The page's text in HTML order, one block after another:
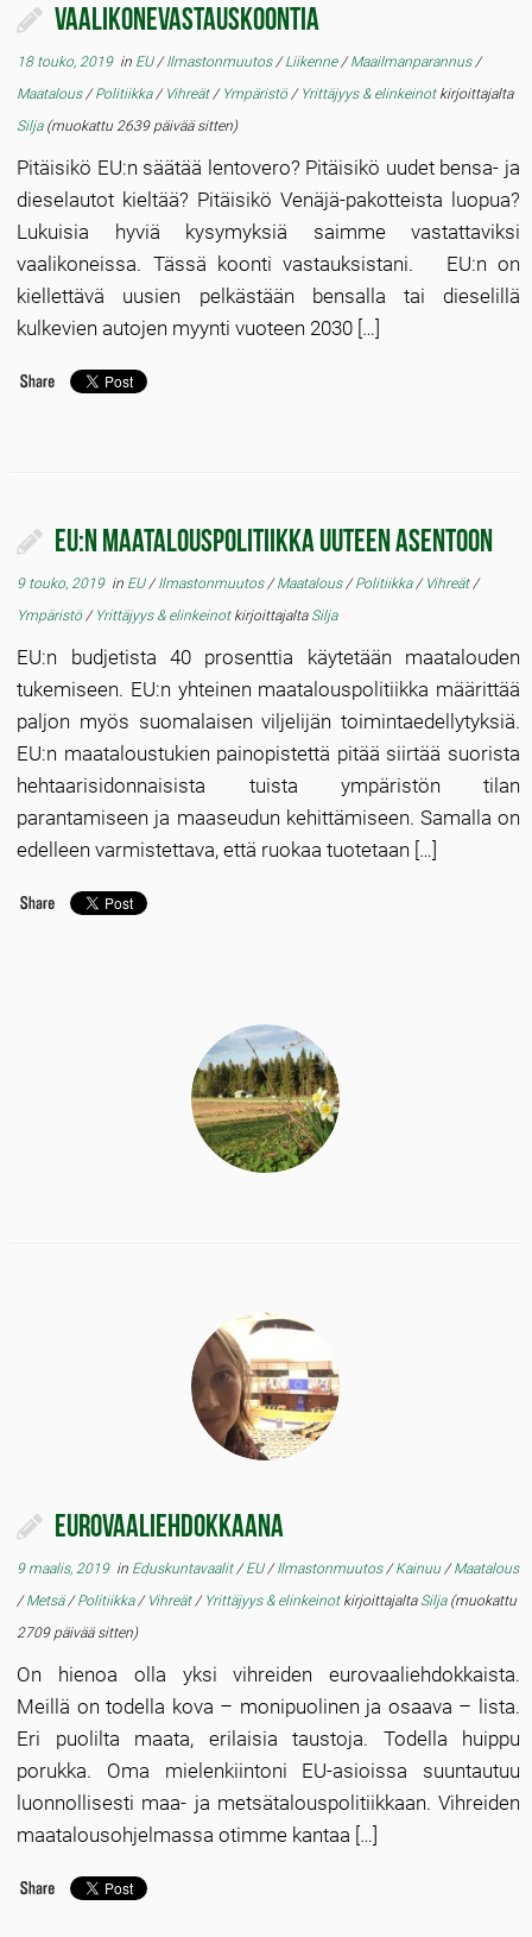
Vaalikonevastauskoontia
18 touko, 2019in EU/Ilmastonmuutos/Liikenne/Maailmanparannus/
Maatalous/Politiikka/ Vihreät/ Ympäristö/ Yrittäjyys & elinkeinot kirjoittajalta
Silja(muokattu 2639 päivää sitten)
Pitäisikö EU:n säätää lentovero? Pitäisikö uudet bensa- ja
dieselautot kieltää? Pitäisikö Venäjä-pakotteista luopua?
Lukuisia hyviä kysymyksiä saimme vastattaviksi
vaalikoneissa. Tässä koonti vastauksistani. EU:n on
kiellettävä uusien pelkästään bensalla tai dieselillä
kulkevien autojen myynti vuoteen 2030 […]
EU:n maatalouspolitiikka uuteen asentoon
9 touko, 2019in EU/Ilmastonmuutos/Maatalous/Politiikka/ Vihreät/
Ympäristö/ Yrittäjyys & elinkeinot kirjoittajalta Silja
EU:n budjetista 40 prosenttia käytetään maatalouden
tukemiseen. EU:n yhteinen maa­talouspolitiikka määrittää
paljon myös suomalaisen viljelijän toimintaedellytyksiä.
EU:n maataloustukien paino­pistettä pitää siirtää suorista
hehtaarisidonnaisista tuista ympäristön tilan
parantamiseen ja maaseudun kehittämiseen. Samalla on
edelleen varmistettava, että ruokaa tuotetaan […]
Eurovaaliehdokkaana
9 maalis, 2019in Eduskuntavaalit/EU/Ilmastonmuutos/Kainuu/Maatalous
/Metsä/Politiikka/ Vihreät/ Yrittäjyys & elinkeinot kirjoittajalta Silja(muokattu
2709 päivää sitten)
On hienoa olla yksi vihreiden eurovaaliehdokkaista.
Meillä on todella kova – monipuolinen ja osaava – lista.
Eri puolilta maata, erilaisia taustoja. Todella huippu
porukka. Oma mielenkiintoni EU-asioissa suuntautuu
luonnollisesti maa- ja metsätalouspolitiikkaan. Vihreiden
maatalousohjelmassa otimme kantaa […]